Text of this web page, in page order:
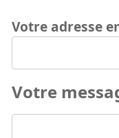
Votre adresse
Votre